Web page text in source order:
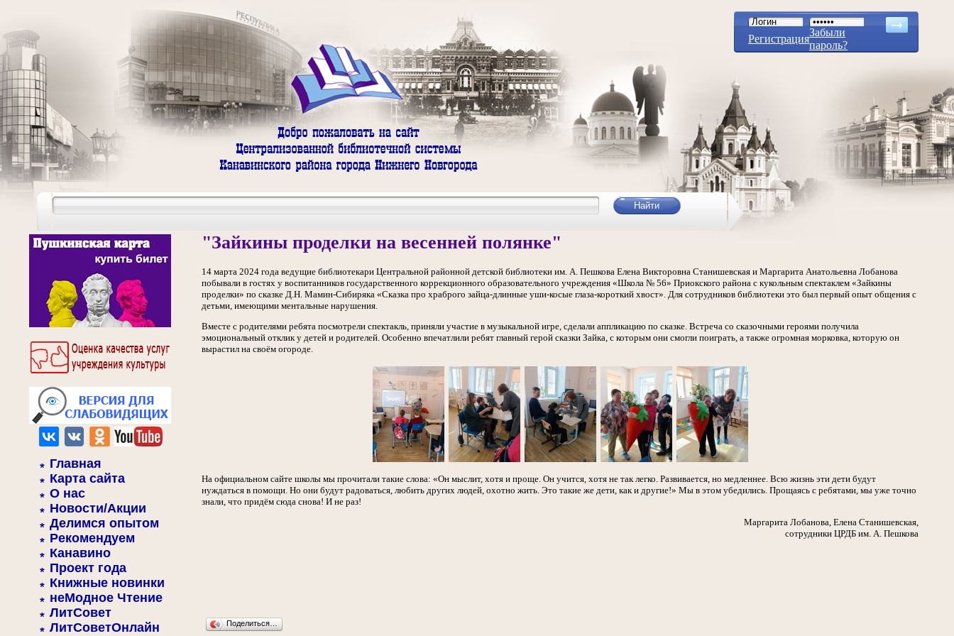
Регистрация
Забыли
пароль?
Главная
Карта сайта
О нас
Новости/Акции
Делимся опытом
Рекомендуем
Канавино
Проект года
Книжные новинки
неМодное Чтение
ЛитСовет
ЛитСоветОнлайн
"Зайкины проделки на весенней полянке"
14 марта 2024 года ведущие библиотекари Центральной районной детской библиотеки им. А. Пешкова Елена Викторовна Станишевская и Маргарита Анатольевна Лобанова
побывали в гостях у воспитанников государственного коррекционного образовательного учреждения «Школа № 56» Приокского района с кукольным спектаклем «Зайкины
проделки» по сказке Д.Н. Мамин-Сибиряка «Сказка про храброго зайца-длинные уши-косые глаза-короткий хвост». Для сотрудников библиотеки это был первый опыт общения с
детьми, имеющими ментальные нарушения.
Вместе с родителями ребята посмотрели спектакль, приняли участие в музыкальной игре, сделали аппликацию по сказке. Встреча со сказочными героями получила
эмоциональный отклик у детей и родителей. Особенно впечатлили ребят главный герой сказки Зайка, с которым они смогли поиграть, а также огромная морковка, которую он
вырастил на своём огороде.
На официальном сайте школы мы прочитали такие слова: «Он мыслит, хотя и проще. Он учится, хотя не так легко. Развивается, но медленнее. Всю жизнь эти дети будут
нуждаться в помощи. Но они будут радоваться, любить других людей, охотно жить. Это такие же дети, как и другие!» Мы в этом убедились. Прощаясь с ребятами, мы уже точно
знали, что придём сюда снова! И не раз!
Маргарита Лобанова, Елена Станишевская,
сотрудники ЦРДБ им. А. Пешкова
Поделиться…